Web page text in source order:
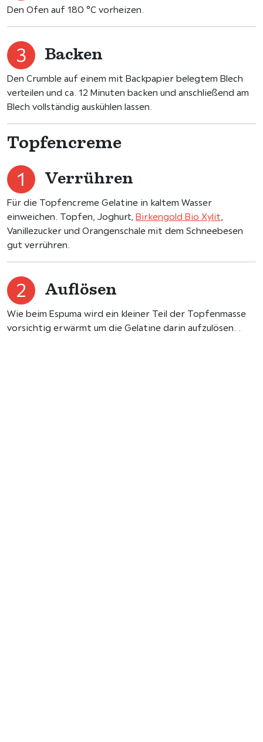
Den Ofen auf 180 °C vorheizen.
Backen
Den Crumble auf einem mit Backpapier belegtem Blech
verteilen und ca. 12 Minuten backen und anschließend am
Blech vollständig auskühlen lassen.
Topfencreme
Verrühren
Für die Topfencreme Gelatine in kaltem Wasser
einweichen. Topfen, Joghurt, Birkengold Bio Xylit
Vanillezucker und Orangenschale mit dem Schneebesen
gut verrühren.
Auflösen
Wie beim Espuma wird ein kleiner Teil der Topfenmasse
vorsichtig erwärmt um die Gelatine darin aufzulösen. .